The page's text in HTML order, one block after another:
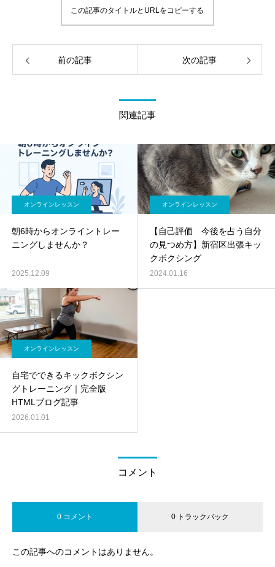
この記事のタイトルとURLをコピーする
前の記事 次の記事
関連記事
オンラインレッスン
朝6時からオンライントレー
ニングしませんか？
2025.12.09
オンラインレッスン
【自己評価 今後を占う自分
の見つめ方】新宿区出張キッ
クボクシング
2024.01.16
オンラインレッスン
自宅でできるキックボクシン
グトレーニング｜完全版
HTMLブログ記事
2026.01.01
コメント
0 コメント 0 トラックバック
この記事へのコメントはありません。